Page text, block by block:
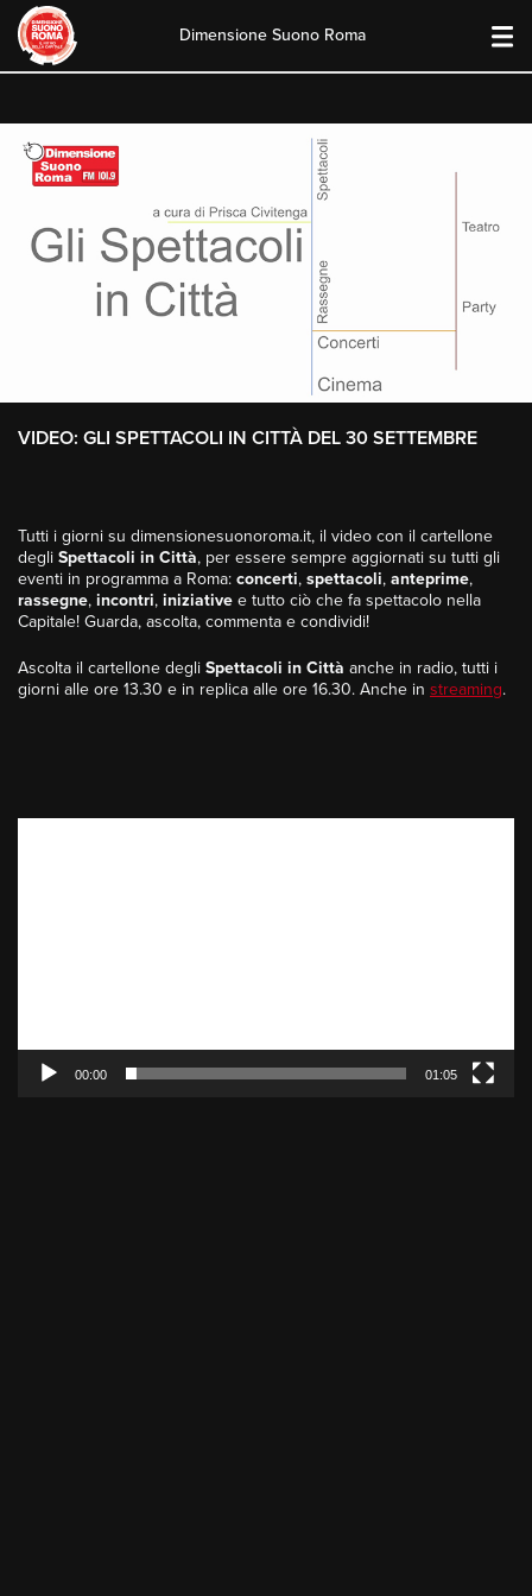
content
Dimensione Suono Roma
VIDEO: GLI SPETTACOLI IN CITTÀ DEL 30 SETTEMBRE
Tutti i giorni su dimensionesuonoroma.it, il video con il cartellone
degli Spettacoli in Città, per essere sempre aggiornati su tutti gli
eventi in programma a Roma: concerti, spettacoli, anteprime,
rassegne, incontri, iniziative e tutto ciò che fa spettacolo nella
Capitale! Guarda, ascolta, commenta e condividi!
Ascolta il cartellone degli Spettacoli in Città anche in radio, tutti i
giorni alle ore 13.30 e in replica alle ore 16.30. Anche in streaming.
00:00 01:05